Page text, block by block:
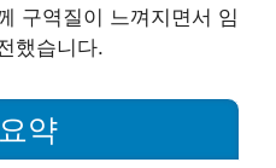
구역질이 느껴지면서 임
했습니다.
약